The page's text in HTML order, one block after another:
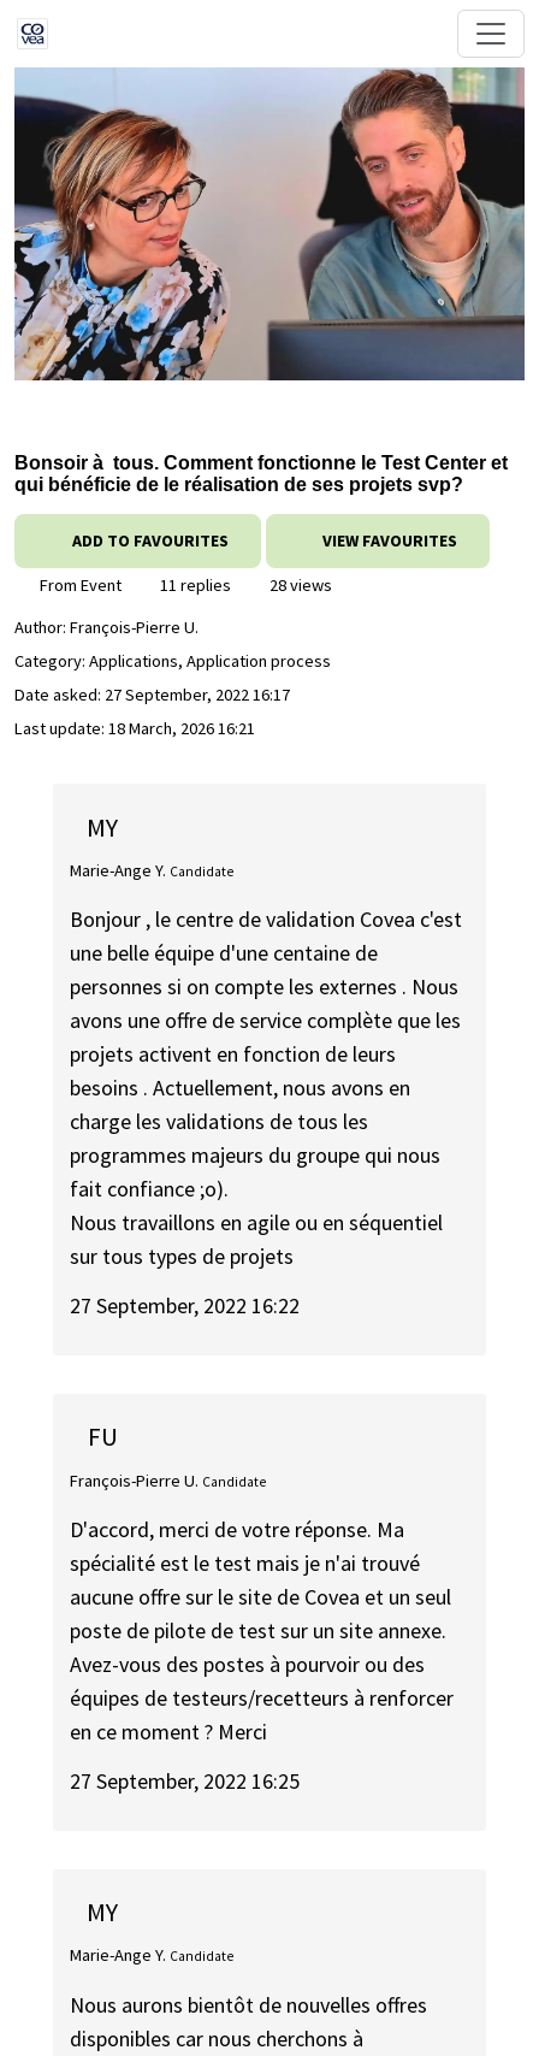
Bonsoir à tous. Comment fonctionne le Test Center et
qui bénéficie de le réalisation de ses projets svp?
ADD TO FAVOURITES VIEW FAVOURITES
From Event 11 replies
28 views
Author: François-Pierre U.
Category: Applications, Application process
Date asked: 27 September, 2022 16:17
Last update: 18 March, 2026 16:21
MY
Marie-Ange Y. Candidate
Bonjour , le centre de validation Covea c'est
une belle équipe d'une centaine de
personnes si on compte les externes . Nous
avons une offre de service complète que les
projets activent en fonction de leurs
besoins . Actuellement, nous avons en
charge les validations de tous les
programmes majeurs du groupe qui nous
fait confiance ;o).
Nous travaillons en agile ou en séquentiel
sur tous types de projets
27 September, 2022 16:22
FU
François-Pierre U. Candidate
D'accord, merci de votre réponse. Ma
spécialité est le test mais je n'ai trouvé
aucune offre sur le site de Covea et un seul
poste de pilote de test sur un site annexe.
Avez-vous des postes à pourvoir ou des
équipes de testeurs/recetteurs à renforcer
en ce moment ? Merci
27 September, 2022 16:25
MY
Marie-Ange Y. Candidate
Nous aurons bientôt de nouvelles offres
disponibles car nous cherchons à